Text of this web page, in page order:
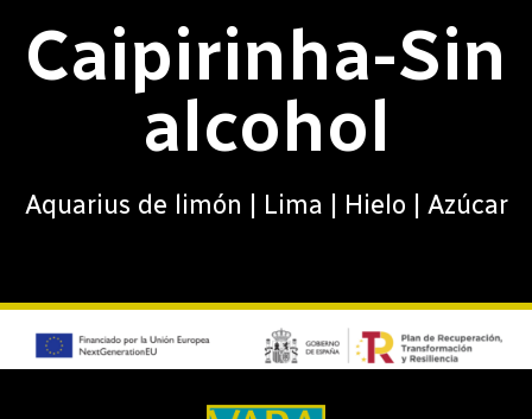
Caipirinha-Sin
alcohol
Aquarius de limón | Lima | Hielo | Azúcar